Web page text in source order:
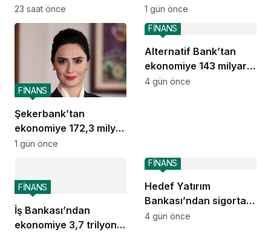
23 saat önce
TL destek
1 gün önce
Şekerbank’tan
ekonomiye 172,3 milyar
TL destek
FİNANS
1 gün önce
Alternatif Bank’tan
ekonomiye 143 milyar
TL destek
FİNANS
4 gün önce
İş Bankası’ndan
ekonomiye 3,7 trilyon
FİNANS
Hedef Yatırım
Bankası’ndan sigorta
ve emeklilik alanında
FİNANS
4 gün önce